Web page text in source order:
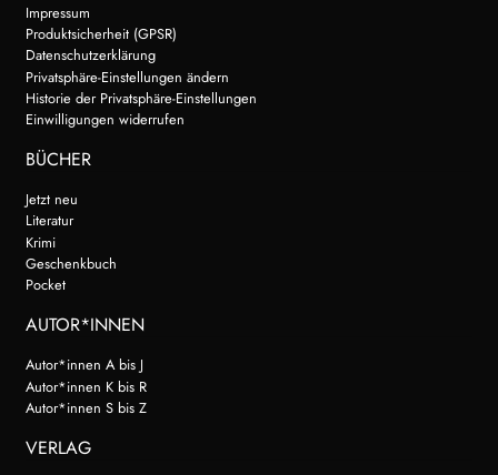
Impressum
Produktsicherheit (GPSR)
Datenschutzerklärung
Privatsphäre-Einstellungen ändern
Historie der Privatsphäre-Einstellungen
Einwilligungen widerrufen
BÜCHER
Jetzt neu
Literatur
Krimi
Geschenkbuch
Pocket
AUTOR*INNEN
Autor*innen A bis J
Autor*innen K bis R
Autor*innen S bis Z
VERLAG